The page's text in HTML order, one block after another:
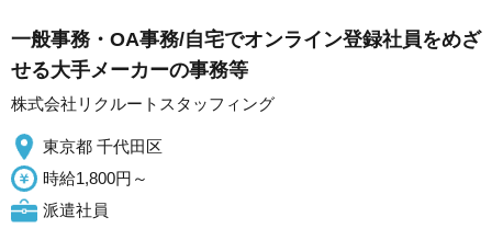
一般事務・OA事務/自宅でオンライン登録社員をめざ
せる大手メーカーの事務等
株式会社リクルートスタッフィング
東京都 千代田区
時給1,800円～
派遣社員